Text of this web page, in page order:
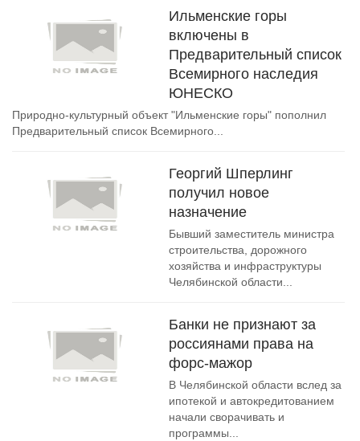
Ильменские горы
включены в
Предварительный список
Всемирного наследия
ЮНЕСКО
Природно-культурный объект "Ильменские горы" пополнил
Предварительный список Всемирного...
Георгий Шперлинг
получил новое
назначение
Бывший заместитель министра
строительства, дорожного
хозяйства и инфраструктуры
Челябинской области...
Банки не признают за
россиянами права на
форс-мажор
В Челябинской области вслед за
ипотекой и автокредитованием
начали сворачивать и
программы...